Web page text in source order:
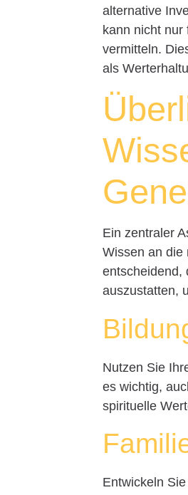
alternative
kann nicht
vermitteln.
als
Ein zentraler
Wissen an die
entscheidend,
auszustatten,
Nutzen Sie
es wichtig,
spirituelle
Entwickeln